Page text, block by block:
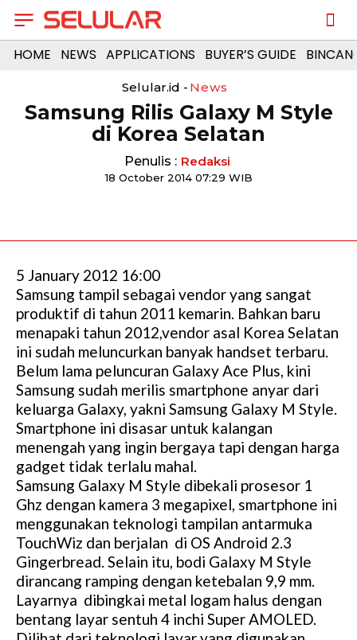
HOME NEWS APPLICATIONS BUYER’S GUIDE
Selular.id - News
Samsung Rilis Galaxy M Style
di Korea Selatan
Penulis : Redaksi
18 October 2014 07:29 WIB
5 January 2012 16:00
Samsung tampil sebagai vendor yang sangat
produktif di tahun 2011 kemarin. Bahkan baru
menapaki tahun 2012,vendor asal Korea Selatan
ini sudah meluncurkan banyak handset terbaru.
Belum lama peluncuran Galaxy Ace Plus, kini
Samsung sudah merilis smartphone anyar dari
keluarga Galaxy, yakni Samsung Galaxy M Style.
Smartphone ini disasar untuk kalangan
menengah yang ingin bergaya tapi dengan harga
gadget tidak terlalu mahal.
Samsung Galaxy M Style dibekali prosesor 1
Ghz dengan kamera 3 megapixel, smartphone ini
menggunakan teknologi tampilan antarmuka
TouchWiz dan berjalan di OS Android 2.3
Gingerbread. Selain itu, bodi Galaxy M Style
dirancang ramping dengan ketebalan 9,9 mm.
Layarnya dibingkai metal logam halus dengan
bentang layar sentuh 4 inchi Super AMOLED.